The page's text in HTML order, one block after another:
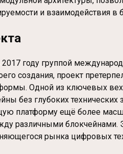
и взаимодействия в
году группой
создания, проект
Одной из ключевых вех
без глубоких
платформу ещё более
различными блокчейнами.
рынка цифровых